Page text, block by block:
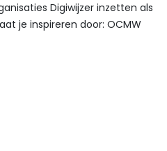
Digiwijzer inzetten als
je inspireren door: OCMW